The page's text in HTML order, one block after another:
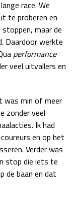
race. We
te proberen en
maar de
Daardoor werkte
performance
veel uitvallers en
was min of meer
zonder veel
Ik had
en op het
Verder was
stop die iets te
de baan en dat